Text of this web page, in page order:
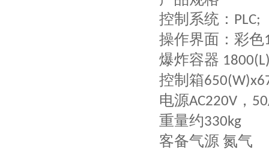
控制系统： PLC;
操作界面：彩色
爆炸容器
控制箱
电源AC220V ，
重量约330kg
客备气源 氮气